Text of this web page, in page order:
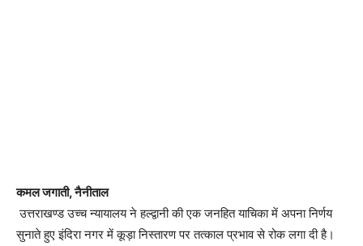
कमल जगाती, नैनीताल
उत्तराखण्ड उच्च न्यायालय ने हल्द्वानी की एक जनहित याचिका में अपना निर्णय
सुनाते हुए इंदिरा नगर में कूड़ा निस्तारण पर तत्काल प्रभाव से रोक लगा दी है।